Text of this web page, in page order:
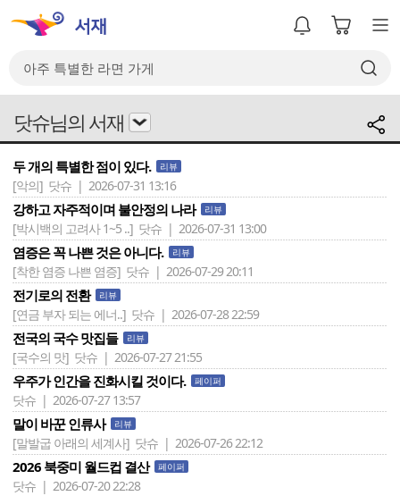
닷슈님의 서재
두 개의 특별한 점이 있다. 리뷰
[악의] 닷슈 | 2026-07-31 13:16
강하고 자주적이며 불안정의 나라 리뷰
[박시백의 고려사 1~5 ..] 닷슈 | 2026-07-31 13:00
염증은 꼭 나쁜 것은 아니다. 리뷰
[착한 염증 나쁜 염증] 닷슈 | 2026-07-29 20:11
전기로의 전환 리뷰
[연금 부자 되는 에너..] 닷슈 | 2026-07-28 22:59
전국의 국수 맛집들 리뷰
[국수의 맛] 닷슈 | 2026-07-27 21:55
우주가 인간을 진화시킬 것이다. 페이퍼
닷슈 | 2026-07-27 13:57
말이 바꾼 인류사 리뷰
[말발굽 아래의 세계사] 닷슈 | 2026-07-26 22:12
2026 북중미 월드컵 결산 페이퍼
닷슈 | 2026-07-20 22:28